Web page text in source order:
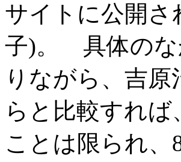
サイトに公開さ
子)。 具体のな
りながら、吉
らと比較すれ
ことは限られ